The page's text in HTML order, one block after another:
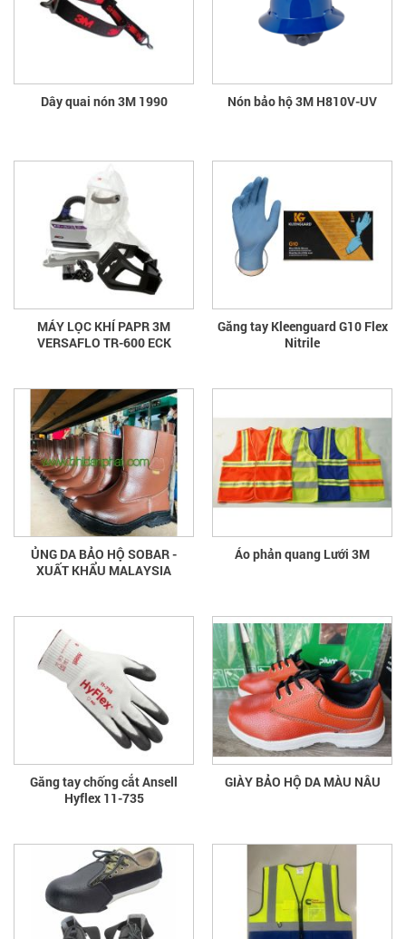
Dây quai nón 3M 1990 Nón bảo hộ 3M H810V-UV
MÁY LỌC KHÍ PAPR 3M
VERSAFLO TR-600 ECK
Găng tay Kleenguard G10 Flex
Nitrile
ỦNG DA BẢO HỘ SOBAR -
XUẤT KHẨU MALAYSIA
Áo phản quang Lưới 3M
Găng tay chống cắt Ansell
Hyflex 11-735
GIÀY BẢO HỘ DA MÀU NÂU